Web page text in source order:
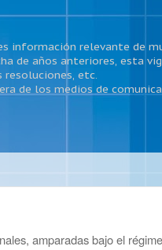
información relevante de
de años anteriores, esta
resoluciones, etc.
de los medios de
amparadas bajo el